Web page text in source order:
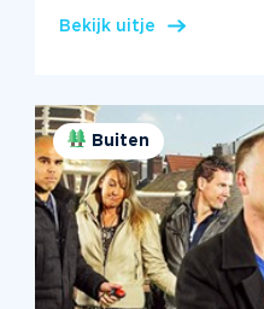
Bekijk uitje
Buiten